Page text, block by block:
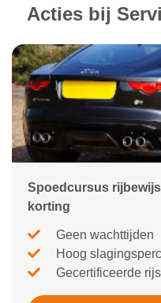
Acties bij
Spoedcursus
korting
Geen wachttijden
Hoog
Gecertificeerde